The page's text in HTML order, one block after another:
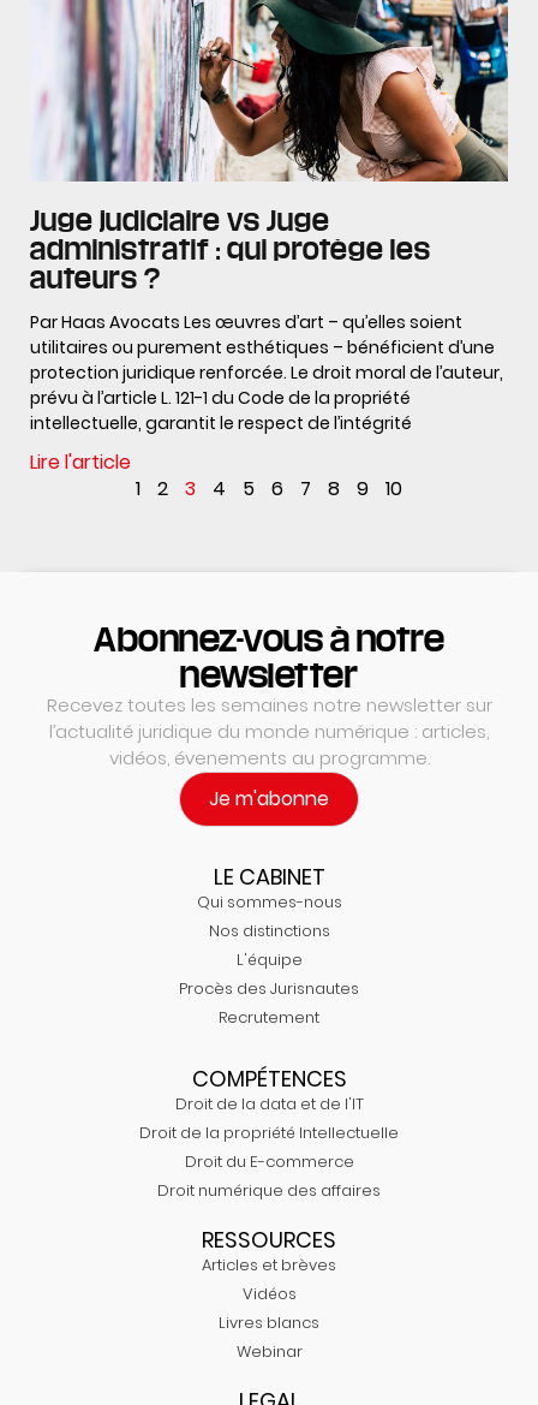
Juge judiciaire vs Juge
administratif : qui protège les
auteurs ?
Par Haas Avocats Les œuvres d’art – qu’elles soient
utilitaires ou purement esthétiques – bénéficient d’une
protection juridique renforcée. Le droit moral de l’auteur,
prévu à l’article L. 121-1 du Code de la propriété
intellectuelle, garantit le respect de l’intégrité
Lire l'article
1
2 3 4 5 6 7 8 9 10
Abonnez-vous à notre
newsletter
Recevez toutes les semaines notre newsletter sur
l’actualité juridique du monde numérique : articles,
vidéos, évenements au programme.
Je m'abonne
LE CABINET
Qui sommes-nous
Nos distinctions
L'équipe
Procès des Jurisnautes
Recrutement
COMPÉTENCES
Droit de la data et de l'IT
Droit de la propriété Intellectuelle
Droit du E-commerce
Droit numérique des affaires
RESSOURCES
Articles et brèves
Vidéos
Livres blancs
Webinar